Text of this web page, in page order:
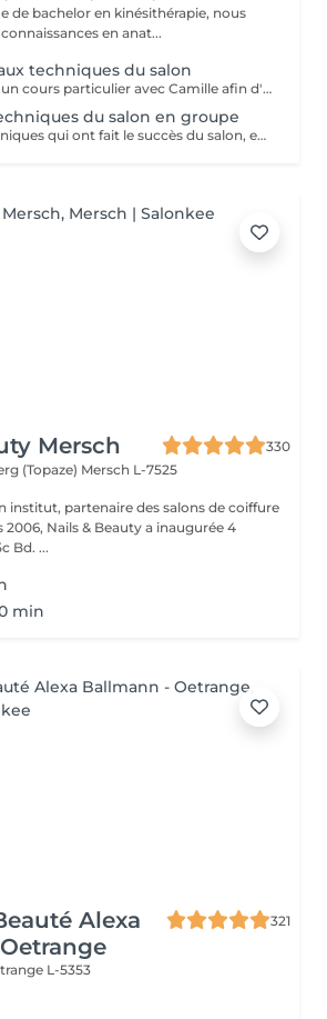
de bachelor en kinésithérapie, nous
en anat...
techniques du salon
Cette formation est un cours particulier avec Camille afin d'apprendre les techniques du salon : massage relaxant, massage sportif, massage des tissus profonds avec toutes les informations théoriques (anatomie, pathologie) ainsi que la pratique Nombre de jours au choix en fonction des besoins 2.900€ par jour
du salon en groupe
Formation aux techniques qui ont fait le succès du salon, en petit groupe : massage relaxant, sportif et massage des tissus profonds Cette formation vous permettra de travailler dans le domaine. Durée : 2 jours, de 10h à 18h Prix : 1.900€ les 2 jours Dates à venir : - Les 27/28 Septembre - Les 25/26 Octobre Réservations par mail : info@massagesbyc.com
Mersch
330
(Topaze) Mersch L-7525
institut, partenaire des salons de coiffure
2006, Nails & Beauty a inaugurée 4
Bd. ...
min
Alexa
321
L-5353